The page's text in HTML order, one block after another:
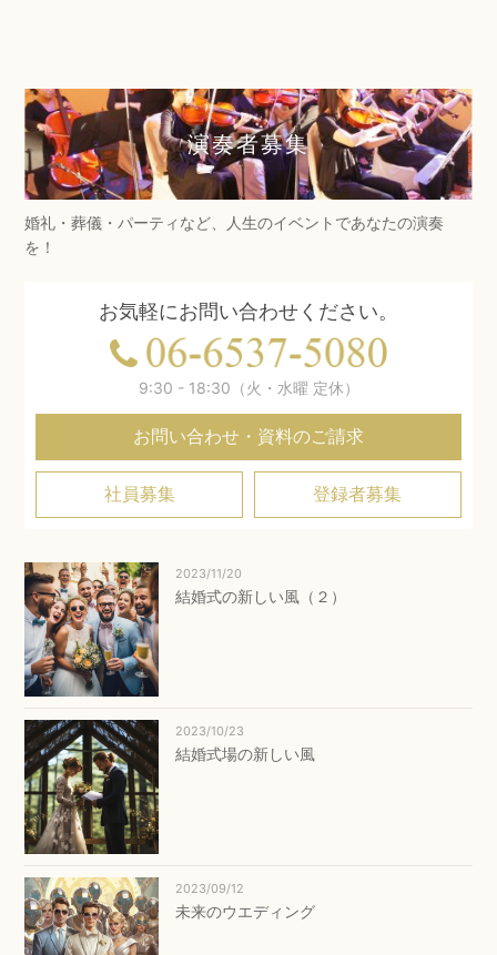
演奏者募集
婚礼・葬儀・パーティなど、人生のイベントであなたの演奏
を！
お気軽にお問い合わせください。
9:30 - 18:30（火・水曜 定休）
お問い合わせ・資料のご請求
社員募集 登録者募集
2023/11/20
結婚式の新しい風（２）
2023/10/23
結婚式場の新しい風
2023/09/12
未来のウエディング